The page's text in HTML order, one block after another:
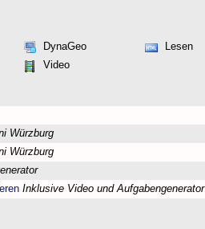
DynaGeo
Lesen
Video
Würzburg
Würzburg
Inklusive Video und Aufgabengenerator